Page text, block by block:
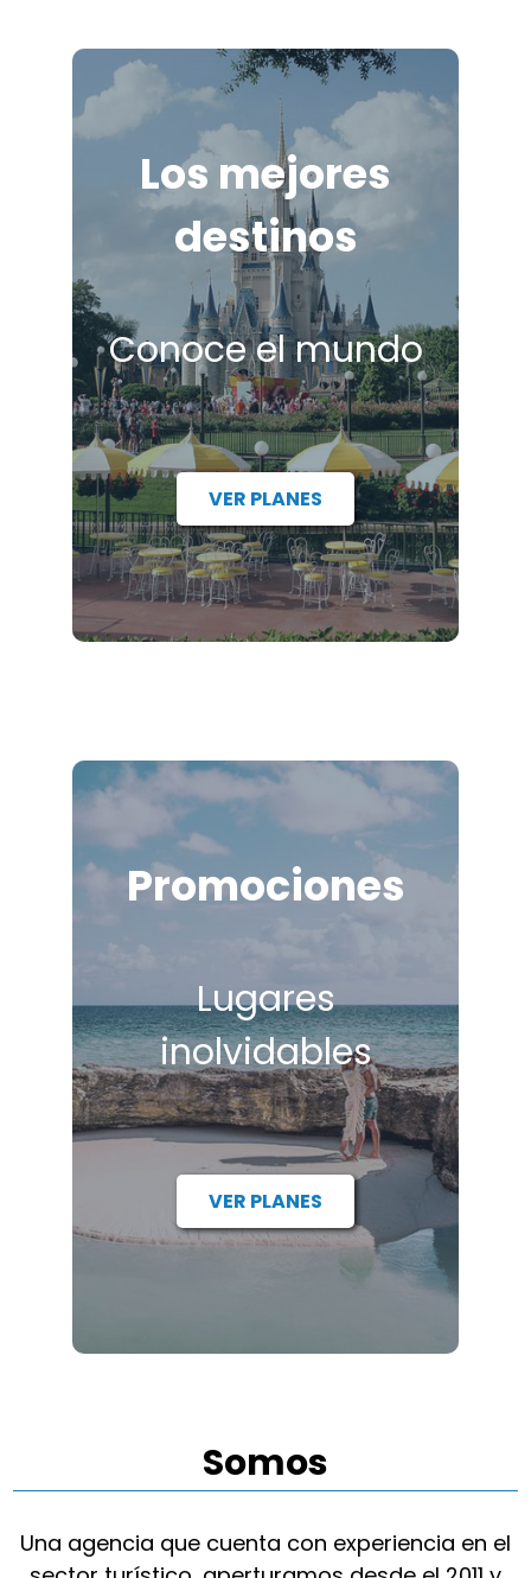
Los mejores
destinos
Conoce el mundo
VER PLANES
Promociones
Lugares
inolvidables
VER PLANES
Somos
Una agencia que cuenta con experiencia en el